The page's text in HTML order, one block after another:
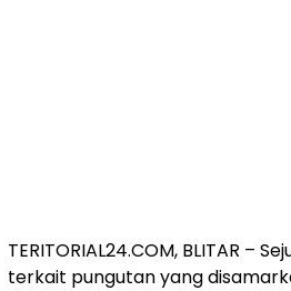
TERITORIAL24.COM, BLITAR –
terkait pungutan yang